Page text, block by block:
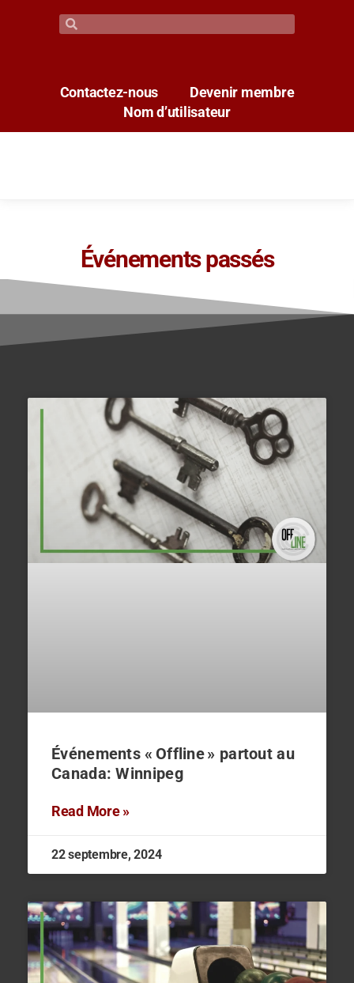
Contactez-nous
Devenir membre
Nom d’utilisateur
Événements passés
Événements « Offline » partout au
Canada: Winnipeg
Read More »
22 septembre, 2024